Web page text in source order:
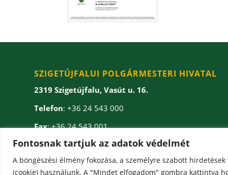
Fontosnak tartjuk az adatok védelmét
A böngészési élmény fokozása, a személyre szabott
(cookie) használunk. A "Mindet elfogadom" gombra kattintva
SZIGETÚJFALUI POLGÁRMESTERI HIVATAL
2319 Szigetújfalu, Vasút u. 16.
Telefon: +36 24 543 000
Fax: +36 24 543 001
E-mail: onkormanyzat(kukac)szigetujfalu.hu
